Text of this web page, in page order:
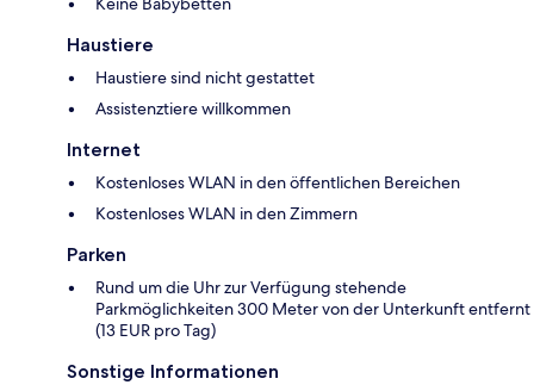
Haustiere
Haustiere sind nicht gestattet
Assistenztiere willkommen
Internet
Kostenloses WLAN in den öffentlichen Bereichen
Kostenloses WLAN in den Zimmern
Parken
Rund um die Uhr zur Verfügung stehende
Parkmöglichkeiten 300 Meter von der Unterkunft entfernt
(13 EUR pro Tag)
Sonstige Informationen